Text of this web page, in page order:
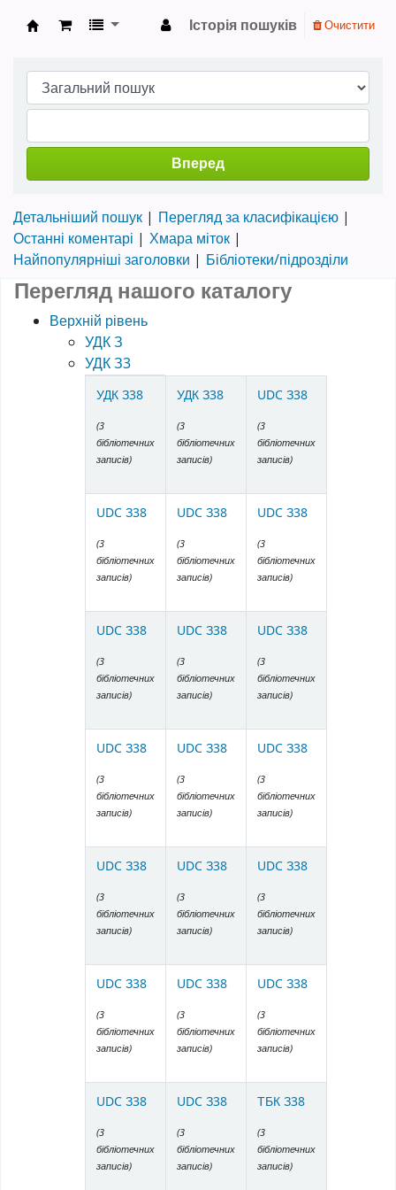
Історія пошуків Очистити
Вперед
Детальніший пошук
Перегляд за класифікацією
Останні коментарі
Хмара міток
Найпопулярніші заголовки
Бібліотеки/підрозділи
Перегляд нашого каталогу
Верхній рівень
УДК З
УДК З3
УДК З38
(3
бібліотечних
записів)
УДК З38
(3
бібліотечних
записів)
UDC З38
(3
бібліотечних
записів)
UDC З38
(3
бібліотечних
записів)
UDC З38
(3
бібліотечних
записів)
UDC З38
(3
бібліотечних
записів)
UDC З38
(3
бібліотечних
записів)
UDC З38
(3
бібліотечних
записів)
UDC З38
(3
бібліотечних
записів)
UDC З38
(3
бібліотечних
записів)
UDC З38
(3
бібліотечних
записів)
UDC З38
(3
бібліотечних
записів)
UDC З38
(3
бібліотечних
записів)
UDC З38
(3
бібліотечних
записів)
UDC З38
(3
бібліотечних
записів)
UDC З38
(3
бібліотечних
записів)
UDC З38
(3
бібліотечних
записів)
UDC З38
(3
бібліотечних
записів)
UDC З38
(3
бібліотечних
записів)
UDC З38
(3
бібліотечних
записів)
ТБК З38
(3
бібліотечних
записів)